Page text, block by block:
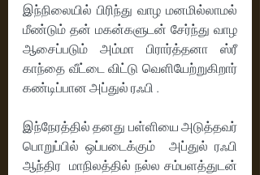
இந்நிலையில் பிரிந்து வாழ மனமில்லாமல்
மீண்டும் தன் மகன்களுடன் சேர்ந்து வாழ
ஆசைப்படும் அம்மா பிரார்த்தனா ஸ்ரீ
காந்தை வீட்டை விட்டு வெளியேற்றுகிறார்
கண்டிப்பான அப்துல் ரஃபி .
இந்நேரத்தில் தனது பள்ளியை அடுத்தவர்
பொறுப்பில் ஒப்படைக்கும்  அப்துல் ரஃபி
ஆந்திர  மாநிலத்தில் நல்ல சம்பளத்துடன்